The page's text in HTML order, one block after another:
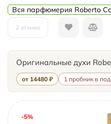
Вся парфюмерия Roberto
2 отзыва
Оригинальные духи
от 14480 ₽ 1 пробник в
-5%